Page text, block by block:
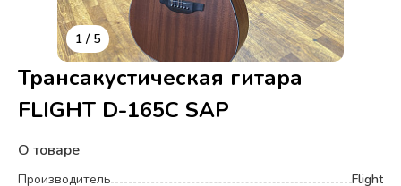
Трансакустическая гитара
FLIGHT D-165C SAP
О товаре
Производитель
Flight